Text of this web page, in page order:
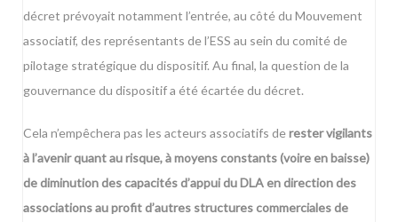
décret prévoyait notamment l’entrée, au côté du Mouvement
associatif, des représentants de l’ESS au sein du comité de
pilotage stratégique du dispositif. Au final, la question de la
gouvernance du dispositif a été écartée du décret.
Cela n’empêchera pas les acteurs associatifs derester vigilants
à l’avenir quant au risque, à moyens constants (voire en baisse)
de diminution des capacités d’appui du DLA en direction des
associations au profit d’autres structures commerciales de